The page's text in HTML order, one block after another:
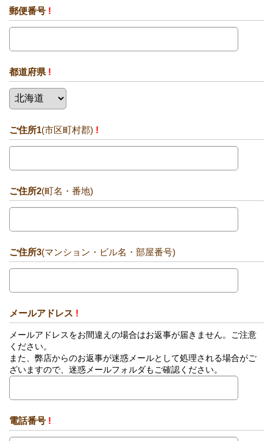
郵便番号 !
都道府県 !
ご住所1(市区町村郡) !
ご住所2(町名・番地)
ご住所3(マンション・ビル名・部屋番号)
メールアドレス !
メールアドレスをお間違えの場合はお返事が届きません。ご注意
ください。
また、弊店からのお返事が迷惑メールとして処理される場合がご
ざいますので、迷惑メールフォルダもご確認ください。
電話番号 !